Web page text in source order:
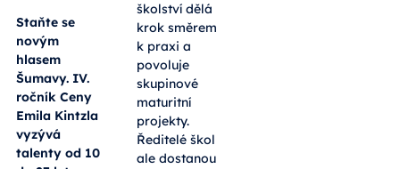
Staňte se
novým
hlasem
Šumavy. IV.
ročník Ceny
Emila Kintzla
vyzývá
talenty od 10
školství dělá
krok směrem
k praxi a
povoluje
skupinové
maturitní
projekty.
Ředitelé škol
ale dostanou